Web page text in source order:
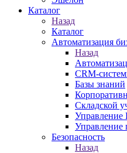
Каталог
Назад
Каталог
Автоматизация
Назад
CRM-
Базы знаний
Складской
Управление
Управление
Безопасность
Назад